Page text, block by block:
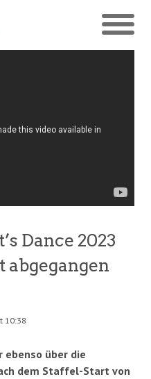
Dance 2023
abgegangen
10:38
ebenso über die
dem Staffel-Start von